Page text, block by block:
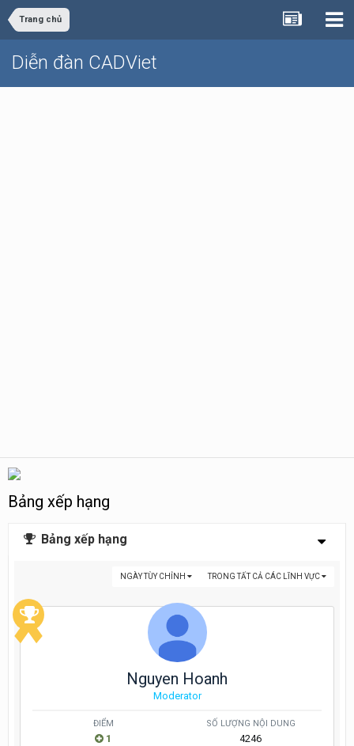
Trang chủ
Diễn đàn CADViet
Bảng xếp hạng
Bảng xếp hạng
TRONG TẤT CẢ CÁC LĨNH VỰC
NGÀY TÙY CHỈNH
Nguyen Hoanh
Moderator
ĐIỂM
1
SỐ LƯỢNG NỘI DUNG
4246